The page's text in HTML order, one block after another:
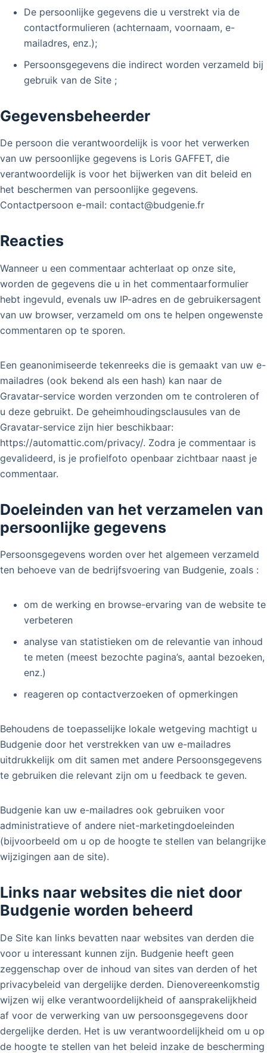
De persoonlijke gegevens die u verstrekt via de
contactformulieren (achternaam, voornaam, e-
mailadres, enz.);
Persoonsgegevens die indirect worden verzameld bij
gebruik van de Site ;
Gegevensbeheerder
De persoon die verantwoordelijk is voor het verwerken
van uw persoonlijke gegevens is Loris GAFFET, die
verantwoordelijk is voor het bijwerken van dit beleid en
het beschermen van persoonlijke gegevens.
Contactpersoon e-mail: contact@budgenie.fr
Reacties
Wanneer u een commentaar achterlaat op onze site,
worden de gegevens die u in het commentaarformulier
hebt ingevuld, evenals uw IP-adres en de gebruikersagent
van uw browser, verzameld om ons te helpen ongewenste
commentaren op te sporen.
Een geanonimiseerde tekenreeks die is gemaakt van uw e-
mailadres (ook bekend als een hash) kan naar de
Gravatar-service worden verzonden om te controleren of
u deze gebruikt. De geheimhoudingsclausules van de
Gravatar-service zijn hier beschikbaar:
https://automattic.com/privacy/. Zodra je commentaar is
gevalideerd, is je profielfoto openbaar zichtbaar naast je
commentaar.
Doeleinden van het verzamelen van
persoonlijke gegevens
Persoonsgegevens worden over het algemeen verzameld
ten behoeve van de bedrijfsvoering van Budgenie, zoals :
om de werking en browse-ervaring van de website te
verbeteren
analyse van statistieken om de relevantie van inhoud
te meten (meest bezochte pagina’s, aantal bezoeken,
enz.)
reageren op contactverzoeken of opmerkingen
Behoudens de toepasselijke lokale wetgeving machtigt u
Budgenie door het verstrekken van uw e-mailadres
uitdrukkelijk om dit samen met andere Persoonsgegevens
te gebruiken die relevant zijn om u feedback te geven.
Budgenie kan uw e-mailadres ook gebruiken voor
administratieve of andere niet-marketingdoeleinden
(bijvoorbeeld om u op de hoogte te stellen van belangrijke
wijzigingen aan de site).
Links naar websites die niet door
Budgenie worden beheerd
De Site kan links bevatten naar websites van derden die
voor u interessant kunnen zijn. Budgenie heeft geen
zeggenschap over de inhoud van sites van derden of het
privacybeleid van dergelijke derden. Dienovereenkomstig
wijzen wij elke verantwoordelijkheid of aansprakelijkheid
af voor de verwerking van uw persoonsgegevens door
dergelijke derden. Het is uw verantwoordelijkheid om u op
de hoogte te stellen van het beleid inzake de bescherming